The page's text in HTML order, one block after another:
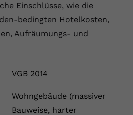
Einschlüsse, wie die
bedingten Hotelkosten,
Aufräumungs- und
VGB 2014
Wohngebäude (massiver
Bauweise, harter